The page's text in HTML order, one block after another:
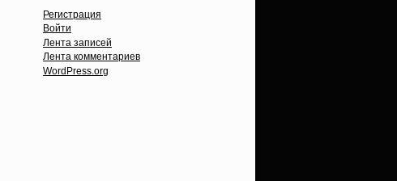
Регистрация
Войти
Лента записей
Лента комментариев
WordPress.org